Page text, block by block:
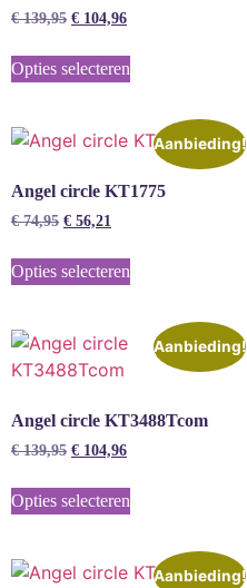
€139,95 € 104,96
Opties selecteren
Aanbieding!
Angel circle KT1775
€74,95 € 56,21
Opties selecteren
Aanbieding!
Angel circle KT3488Tcom
€139,95 € 104,96
Opties selecteren
Aanbieding!